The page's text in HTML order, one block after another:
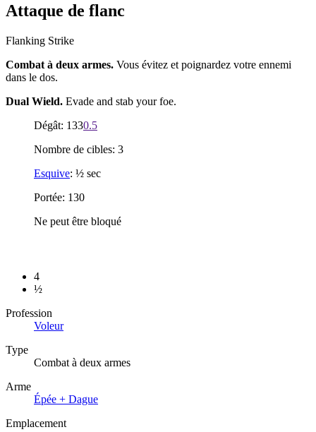
Attaque de flanc
Flanking Strike
Combat à deux armes. Vous évitez et poignardez votre ennemi
dans le dos.
Dual Wield. Evade and stab your foe.
Dégât: 1330.5
Nombre de cibles: 3
Esquive: ½ sec
Portée: 130
Ne peut être bloqué
4
½
Profession
Voleur
Type
Combat à deux armes
Arme
Épée + Dague
Emplacement